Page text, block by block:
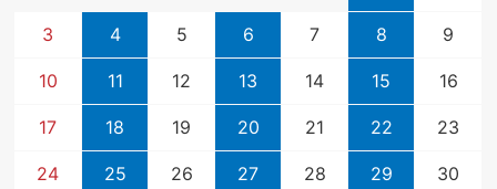
3 4 5 6 7 8 9
10 11 12 13 14 15 16
17 18 19 20 21 22 23
24 25 26 27 28 29 30